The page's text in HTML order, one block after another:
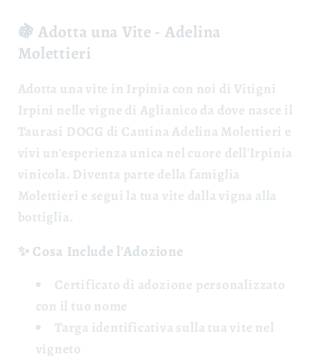
🍇 Adotta una Vite - Adelina
Molettieri
Adotta una vite in Irpinia con noi di Vitigni
Irpini nelle vigne di Aglianico da dove nasce il
Taurasi DOCG di Cantina Adelina Molettieri e
vivi un'esperienza unica nel cuore dell'Irpinia
vinicola. Diventa parte della famiglia
Molettieri e segui la tua vite dalla vigna alla
bottiglia.
✨ Cosa Include l'Adozione
Certificato di adozione personalizzato
con il tuo nome
Targa identificativasulla tua vite nel
vigneto